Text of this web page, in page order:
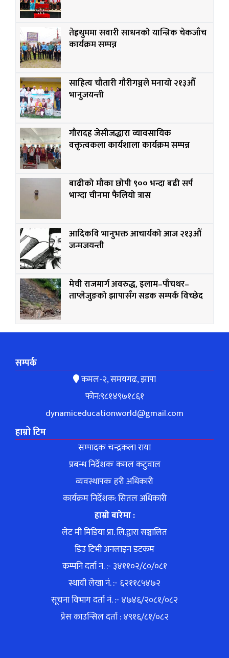
तेह्रथुममा सवारी साधनको यान्त्रिक चेकजाँच
कार्यक्रम सम्पन्न
साहित्य चौतारी गौरीगञ्जले मनायो २१३औँ
भानुजयन्ती
गौरादह जेसीजद्धारा व्यावसायिक
वक्तृत्वकला कार्यशाला कार्यक्रम सम्पन्न
बाढीको मौका छोपी ९०० भन्दा बढी सर्प
भाग्दा चीनमा फैलियो त्रास
आदिकवि भानुभक्त आचार्यको आज २१३औं
जन्मजयन्ती
मेची राजमार्ग अवरुद्ध, इलाम–पाँचथर–
ताप्लेजुङको झापासँग सडक सम्पर्क विच्छेद
सम्पर्क
कमल-२, समयगढ, झापा
फोन:९८१४९७१८६१
dynamiceducationworld@gmail.com
हाम्रो टिम
सम्पादकः चन्द्रकला राया
प्रबन्ध निर्देशकः कमल कटुवाल
व्यवस्थापकः हरी अधिकारी
कार्यक्रम निर्देशक: सितल अधिकारी
हाम्रो बारेमा :
लेट मी मिडिया प्रा. लि.द्वारा सञ्चालित
डिउ टिभी अनलाइन डटकम
कम्पनि दर्ता नं. :- ३४११०२/८०/०८१
स्थायी लेखा नं. :- ६२११८५४७२
सूचना विभाग दर्ता नं. :- ४७४६/२०८१/०८२
प्रेस काउन्सिल दर्ता : ४९१६/८१/०८२